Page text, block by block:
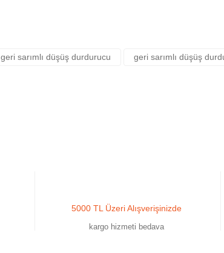
geri sarımlı düşüş durdurucu geri sarımlı düşüş
5000 TL Üzeri Alışverişinizde
kargo hizmeti bedava